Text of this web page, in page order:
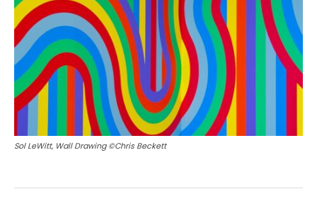
Sol LeWitt, Wall Drawing ©Chris Beckett